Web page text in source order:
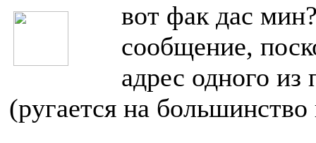
вот фак дас
сообщение,
адрес одного из
(ругается на